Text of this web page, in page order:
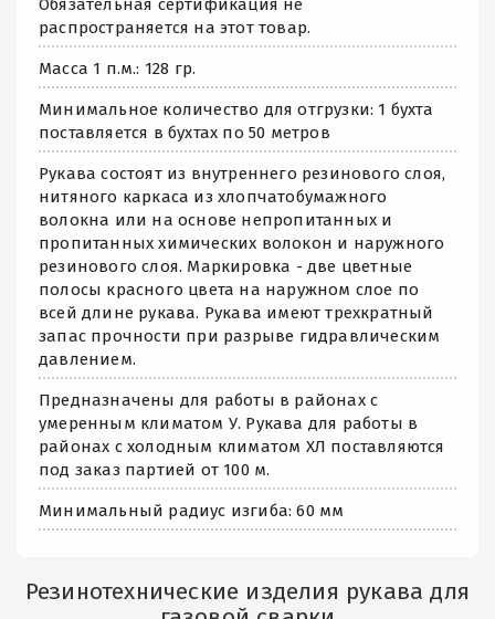
Обязательная сертификация не
распространяется на этот товар.
Масса 1 п.м.: 128 гр.
Минимальное количество для отгрузки: 1 бухта
поставляется в бухтах по 50 метров
Рукава состоят из внутреннего резинового слоя,
нитяного каркаса из хлопчатобумажного
волокна или на основе непропитанных и
пропитанных химических волокон и наружного
резинового слоя. Маркировка - две цветные
полосы красного цвета на наружном слое по
всей длине рукава. Рукава имеют трехкратный
запас прочности при разрыве гидравлическим
давлением.
Предназначены для работы в районах с
умеренным климатом У. Рукава для работы в
районах с холодным климатом ХЛ поставляются
под заказ партией от 100 м.
Минимальный радиус изгиба: 60 мм
Резинотехнические изделия рукава для